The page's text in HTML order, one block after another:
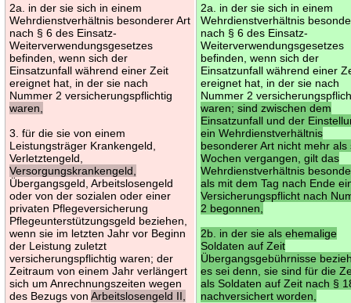
2a. in der sie sich in einem
Wehrdienstverhältnis besonderer Art
nach § 6 des Einsatz-
Weiterverwendungsgesetzes
befinden, wenn sich der
Einsatzunfall während einer Zeit
ereignet hat, in der sie nach
Nummer 2 versicherungspflichtig
waren,
3. für die sie von einem
Leistungsträger Krankengeld,
Verletztengeld,
Versorgungskrankengeld,
Übergangsgeld, Arbeitslosengeld
oder von der sozialen oder einer
privaten Pflegeversicherung
Pflegeunterstützungsgeld beziehen,
wenn sie im letzten Jahr vor Beginn
der Leistung zuletzt
versicherungspflichtig waren; der
Zeitraum von einem Jahr verlängert
sich um Anrechnungszeiten wegen
des Bezugs vonArbeitslosengeld II,
2a. in der sie sich in einem
Wehrdienstverhältnis
nach § 6 des Einsatz-
Weiterverwendungsgesetzes
befinden, wenn sich der
Einsatzunfall während einer
ereignet hat, in der sie nach
Nummer 2
waren; sind zwischen dem
Einsatzunfall und der
ein Wehrdienstverhältnis
besonderer Art nicht mehr als
Wochen vergangen, gilt das
Wehrdienstverhältnis
als mit dem Tag nach Ende
Versicherungspflicht nach
2 begonnen,
2b. in der sie als ehemalige
Soldaten auf Zeit
Übergangsgebührnisse
es sei denn, sie sind für die
als Soldaten auf Zeit nach §
nachversichert worden,